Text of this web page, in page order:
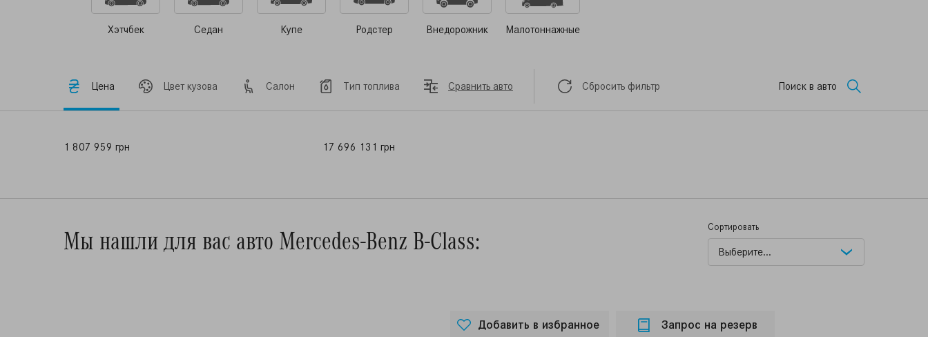
Хэтчбек Седан Купе Родстер Внедорожник Малотоннажные
Цена Цвет кузова Салон Тип топлива Сравнить авто Сбросить фильтр Поиск в авто
1 807 959 грн 17 696 131 грн
Мы нашли для вас авто Mercedes-Benz B-Class: Сортировать
Добавить в избранное Запрос на резерв